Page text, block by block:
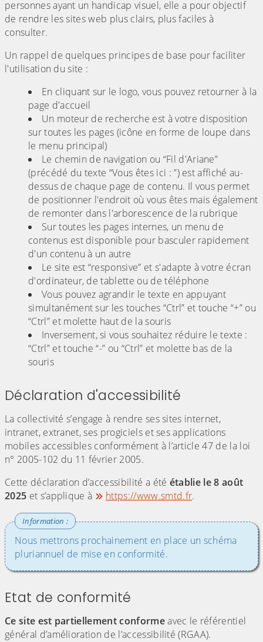
personnes ayant un handicap visuel, elle a pour objectif
de rendre les sites web plus clairs, plus faciles à
consulter.
Un rappel de quelques principes de base pour faciliter
l'utilisation du site :
En cliquant sur le logo, vous pouvez retourner à la
page d'accueil
Un moteur de recherche est à votre disposition
sur toutes les pages (icône en forme de loupe dans
le menu principal)
Le chemin de navigation ou “Fil d'Ariane”
(précédé du texte “Vous êtes ici : ”) est affiché au-
dessus de chaque page de contenu. Il vous permet
de positionner l'endroit où vous êtes mais également
de remonter dans l'arborescence de la rubrique
Sur toutes les pages internes, un menu de
contenus est disponible pour basculer rapidement
d'un contenu à un autre
Le site est “responsive” et s'adapte à votre écran
d'ordinateur, de tablette ou de téléphone
Vous pouvez agrandir le texte en appuyant
simultanément sur les touches “Ctrl” et touche “+” ou
“Ctrl” et molette haut de la souris
Inversement, si vous souhaitez réduire le texte :
“Ctrl” et touche “-” ou “Ctrl” et molette bas de la
souris
Déclaration d'accessibilité
La collectivité s’engage à rendre ses sites internet,
intranet, extranet, ses progiciels et ses applications
mobiles accessibles conformément à l’article 47 de la loi
n° 2005-102 du 11 février 2005.
Cette déclaration d’accessibilité a été établie le 8 août
2025 et s’applique à https://www.smtd.fr.
Nous mettrons prochainement en place un schéma
pluriannuel de mise en conformité.
Etat de conformité
Ce site est partiellement conformeavec le référentiel
général d’amélioration de l’accessibilité (RGAA).